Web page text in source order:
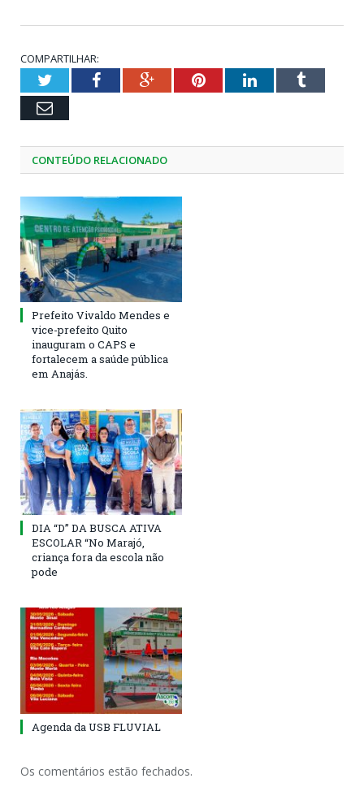
COMPARTILHAR:
TwitterFacebookGoogle+PinterestLinkedInTumblr
Email
CONTEÚDO RELACIONADO
Prefeito Vivaldo Mendes e
vice-prefeito Quito
inauguram o CAPS e
fortalecem a saúde pública
em Anajás.
DIA “D” DA BUSCA ATIVA
ESCOLAR “No Marajó,
criança fora da escola não
pode
Agenda da USB FLUVIAL
Os comentários estão fechados.